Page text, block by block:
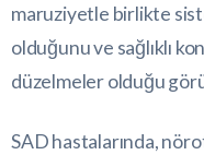
maruziyetle birlikte
olduğunu ve sağlıklı
düzelmeler olduğu
SAD hastalarında,